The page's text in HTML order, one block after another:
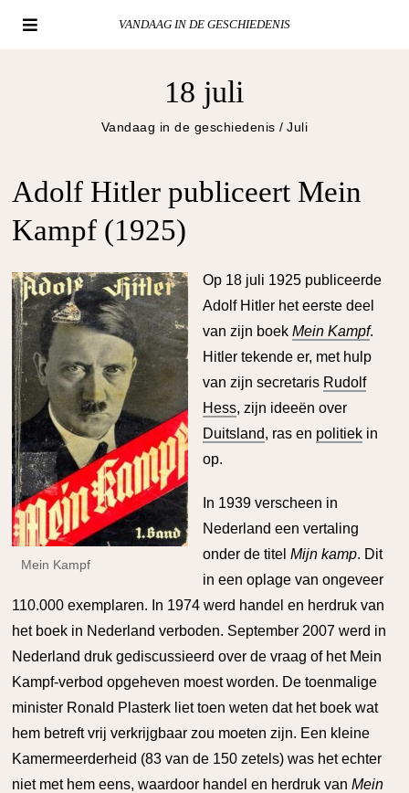
VANDAAG IN DE GESCHIEDENIS
18 juli
Vandaag in de geschiedenis / Juli
Adolf Hitler publiceert Mein
Kampf (1925)
Mein Kampf
Op 18 juli 1925 publiceerde
Adolf Hitler het eerste deel
van zijn boekMein Kampf.
Hitler tekende er, met hulp
van zijn secretaris Rudolf
Hess, zijn ideeën over
Duitsland, ras en politiek in
op.
In 1939 verscheen in
Nederland een vertaling
onder de titelMijn kamp. Dit
in een oplage van ongeveer
110.000 exemplaren. In 1974 werd handel en herdruk van
het boek in Nederland verboden. September 2007 werd in
Nederland druk gediscussieerd over de vraag of het Mein
Kampf-verbod opgeheven moest worden. De toenmalige
minister Ronald Plasterk liet toen weten dat het boek wat
hem betreft vrij verkrijgbaar zou moeten zijn. Een kleine
Kamermeerderheid (83 van de 150 zetels) was het echter
niet met hem eens, waardoor handel en herdruk vanMein